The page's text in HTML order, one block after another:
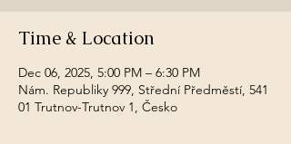
Time & Location
Dec 06, 2025, 5:00 PM – 6:30 PM
Nám. Republiky 999, Střední Předměstí, 541
01 Trutnov-Trutnov 1, Česko